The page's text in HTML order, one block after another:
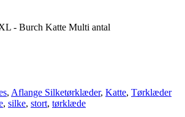
- Burch Katte Multi antal
, Aflange Silketørklæder, Katte, Tørklæder
, silke, stort, tørklæde